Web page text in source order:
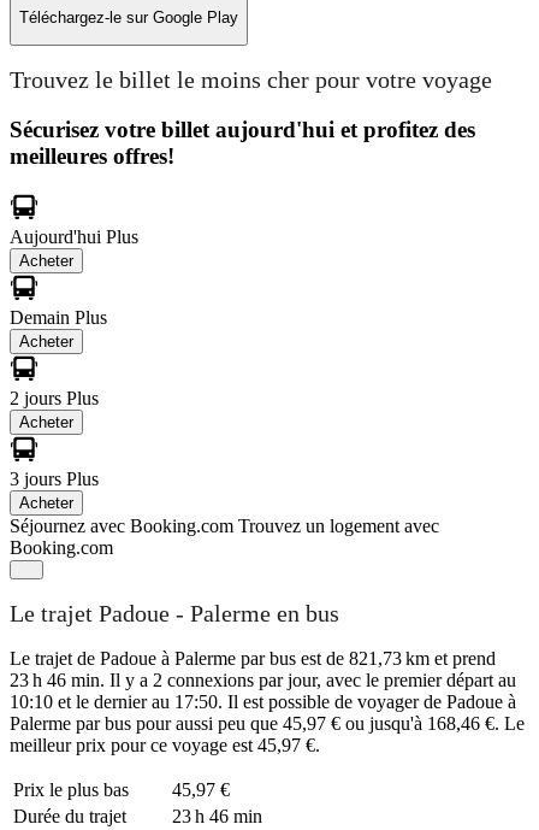
Téléchargez-le sur Google Play
Trouvez le billet le moins cher pour votre voyage
Sécurisez votre billet aujourd'hui et profitez des
meilleures offres!
Aujourd'hui Plus
Acheter
Demain Plus
Acheter
2 jours Plus
Acheter
3 jours Plus
Acheter
Séjournez avec Booking.com Trouvez un logement avec
Booking.com
Le trajet Padoue - Palerme en bus
Le trajet de Padoue à Palerme par bus est de 821,73 km et prend
23 h 46 min. Il y a 2 connexions par jour, avec le premier départ au
10:10 et le dernier au 17:50. Il est possible de voyager de Padoue à
Palerme par bus pour aussi peu que 45,97 € ou jusqu'à 168,46 €. Le
meilleur prix pour ce voyage est 45,97 €.
Prix ​​le plus bas
45,97 €
Durée du trajet
23 h 46 min